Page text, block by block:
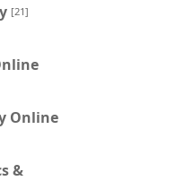
[21]
Online
&